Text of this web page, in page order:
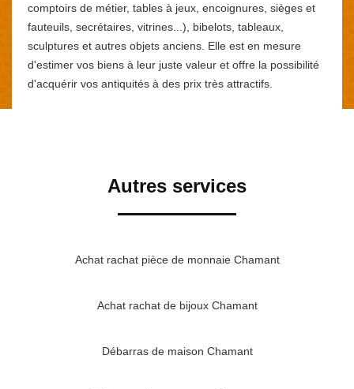
comptoirs de métier, tables à jeux, encoignures, sièges et
fauteuils, secrétaires, vitrines...), bibelots, tableaux,
sculptures et autres objets anciens. Elle est en mesure
d'estimer vos biens à leur juste valeur et offre la possibilité
d'acquérir vos antiquités à des prix très attractifs.
Autres services
Achat rachat pièce de monnaie Chamant
Achat rachat de bijoux Chamant
Débarras de maison Chamant